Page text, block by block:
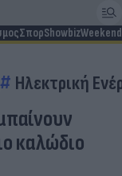
ΣπορShowbizWeekend
Ηλεκτρική
καλώδιο